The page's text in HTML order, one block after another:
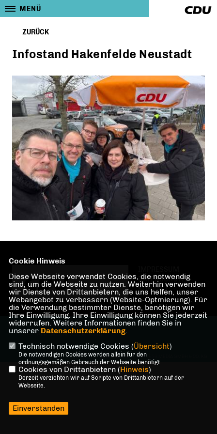
MENÜ
ZURÜCK
Infostand Hakenfelde Neustadt
DATENSCHUTZ
KONTAKT
@2026 CDU Kreisverband Spandau
Alle Rechte vorbehalten.
REALISATION: SHARKNESS MEDIA GMBH & CO. KG
Cookie Hinweis
Diese Webseite verwendet Cookies, die notwendig
sind, um die Webseite zu nutzen. Weiterhin verwenden
wir Dienste von Drittanbietern, die uns helfen, unser
Webangebot zu verbessern (Website-Optmierung). Für
die Verwendung bestimmter Dienste, benötigen wir
Ihre Einwilligung. Ihre Einwilligung können Sie jederzeit
widerrufen. Weitere Informationen finden Sie in
unserer Datenschutzerklärung.
Technisch notwendige Cookies (Übersicht)
Die notwendigen Cookies werden allein für den
ordnungsgemäßen Gebrauch der Webseite benötigt.
Cookies von Drittanbietern (Hinweis)
Derzeit verzichten wir auf Scripte von Drittanbietern auf der
Webseite.
Einverstanden